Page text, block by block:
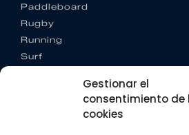
Gestionar el
consentimiento de
cookies
Paddleboard
Rugby
Running
Surf
CONTACTO